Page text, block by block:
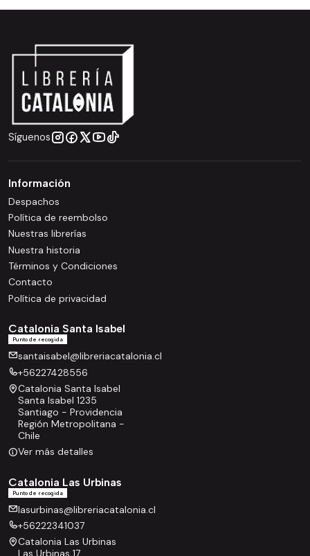
Síguenos
Información
Despachos
Política de reembolso
Nuestras librerías
Nuestra historia
Términos y Condiciones
Contacto
Política de privacidad
Catalonia Santa Isabel
Punto de recogida
santaisabel@libreriacatalonia.cl
+56227428556
Catalonia Santa Isabel
Santa Isabel 1235
Santiago - Providencia
Región Metropolitana -
Chile
Ver más detalles
Catalonia Las Urbinas
Punto de recogida
lasurbinas@libreriacatalonia.cl
+56222341037
Catalonia Las Urbinas